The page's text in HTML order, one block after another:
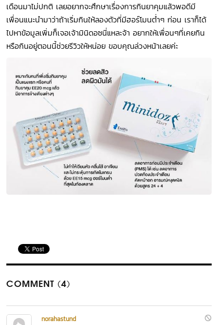
เดือนมาไม่ปกติ เลยอยากจะศึกษาเรื่องการกินยาคุมแล้วพอดีมี
เพื่อนแนะนำมาว่าถ้าเริ่มกินให้ลองตัวที่มีฮอร์โมนต่ำๆ ก่อน เราก็ได้
ไปหาข้อมูลเพิ่มก็เจอเจ้ามินิดอซนี่แหละจ้า อยากให้เพื่อนๆที่เคยกิน
หรือกินอยู่ตอนนี้ช่วยรีวิวให้หน่อย ขอบคุณล่วงหน้าเลยค่ะ
COMMENT (4)
norahastund